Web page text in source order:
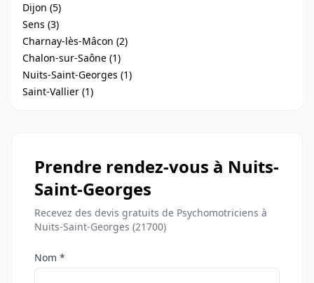
Dijon (5)
Sens (3)
Charnay-lès-Mâcon (2)
Chalon-sur-Saône (1)
Nuits-Saint-Georges (1)
Saint-Vallier (1)
Prendre rendez-vous à Nuits-
Saint-Georges
Recevez des devis gratuits de Psychomotriciens à
Nuits-Saint-Georges (21700)
Nom *